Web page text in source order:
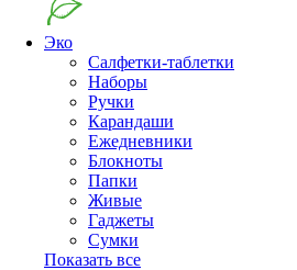
Эко
Салфетки-таблетки
Наборы
Ручки
Карандаши
Ежедневники
Блокноты
Папки
Живые
Гаджеты
Сумки
Показать все